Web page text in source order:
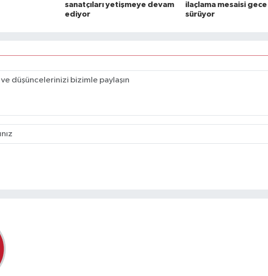
sanatçıları yetişmeye devam
ediyor
ilaçlama mesaisi
sürüyor